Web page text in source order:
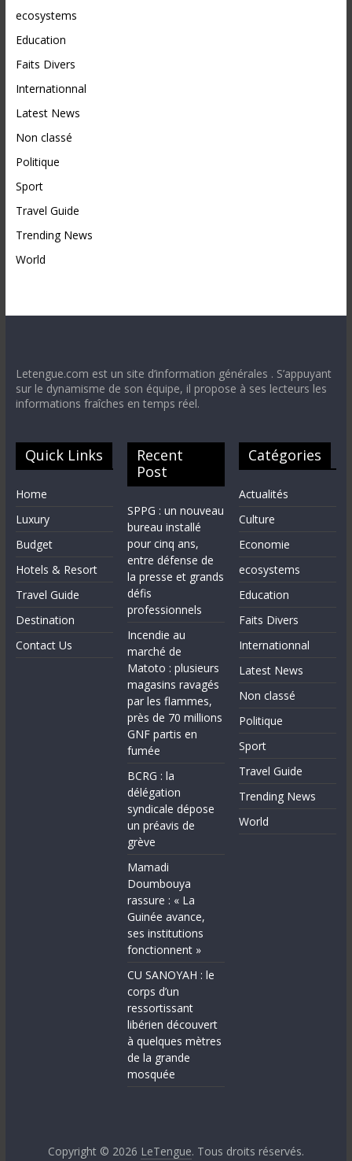
ecosystems
Education
Faits Divers
Internationnal
Latest News
Non classé
Politique
Sport
Travel Guide
Trending News
World
Letengue.com est un site d’information générales . S’appuyant
sur le dynamisme de son équipe, il propose à ses lecteurs les
informations fraîches en temps réel.
Quick Links
Home
Luxury
Budget
Hotels & Resort
Travel Guide
Destination
Contact Us
Recent
Post
SPPG : un nouveau
bureau installé
pour cinq ans,
entre défense de
la presse et grands
défis
professionnels
Incendie au
marché de
Matoto : plusieurs
magasins ravagés
par les flammes,
près de 70 millions
GNF partis en
fumée
BCRG : la
délégation
syndicale dépose
un préavis de
grève
Mamadi
Doumbouya
rassure : « La
Guinée avance,
ses institutions
fonctionnent »
CU SANOYAH : le
corps d’un
ressortissant
libérien découvert
à quelques mètres
de la grande
mosquée
Catégories
Actualités
Culture
Economie
ecosystems
Education
Faits Divers
Internationnal
Latest News
Non classé
Politique
Sport
Travel Guide
Trending News
World
Copyright © 2026 LeTengue. Tous droits réservés.